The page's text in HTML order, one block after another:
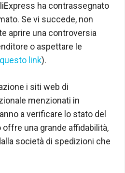
ha contrassegnato
Se vi succede, non
aprire una controversia
o aspettare le
questo link).
i siti web di
menzionati in
a verificare lo stato del
una grande affidabilità,
società di spedizioni che